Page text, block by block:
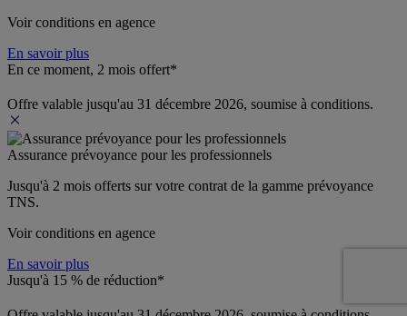
Voir conditions en agence
En savoir plus
En ce moment, 2 mois offert*
Offre valable jusqu'au 31 décembre 2026, soumise à conditions.
Assurance prévoyance pour les professionnels
Jusqu'à 2 mois offerts sur votre contrat de la gamme prévoyance
TNS.
Voir conditions en agence
En savoir plus
Jusqu'à 15 % de réduction*